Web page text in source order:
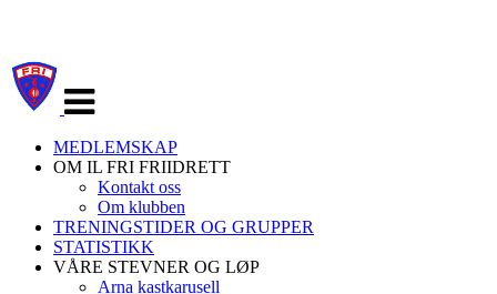
navigasjon
MEDLEMSKAP
OM IL FRI FRIIDRETT
Kontakt oss
Om klubben
TRENINGSTIDER OG GRUPPER
STATISTIKK
VÅRE STEVNER OG LØP
Arna kastkarusell